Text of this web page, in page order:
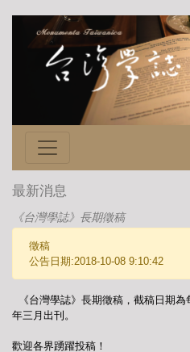
最新消息
《台灣學誌》長期徵稿
徵稿
公告日期:2018-10-08 9:10:42
《台灣學誌》長期徵稿，截稿日期
年三月出刊。
歡迎各界踴躍投稿！